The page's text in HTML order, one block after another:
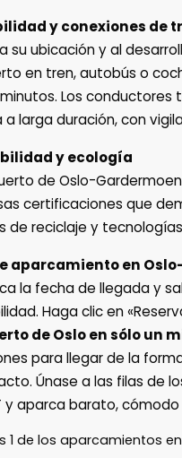
y conexiones de
su ubicación y al
en tren, autobús o
Los
larga duración, con
y ecología
de Oslo-
certificaciones que
de reciclaje y
aparcamiento en
la fecha de llegada y
Haga clic en
de Oslo en sólo un
para llegar de la
Únase a las filas de
y aparca barato,
1 de los aparcamientos